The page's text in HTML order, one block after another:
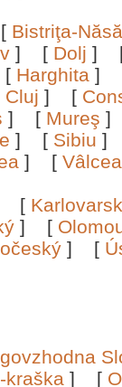
[ Bistriţa-
] [ Dolj ]
[ Harghita ]
Cluj ] [
] [ Mureş
] [ Sibiu
] [
[
] [
] [
kraška ] [